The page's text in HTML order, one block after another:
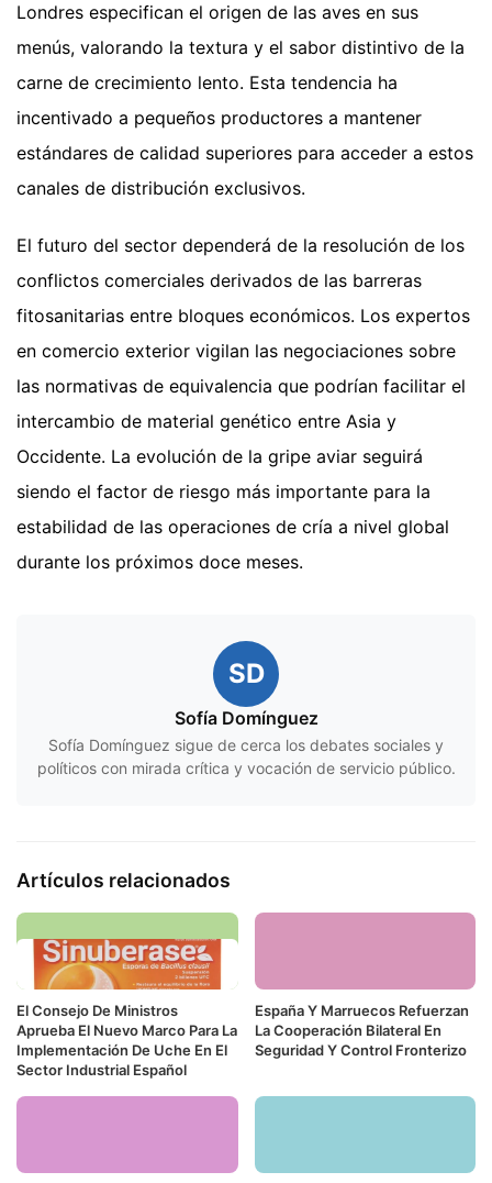
Londres especifican el origen de las aves en sus
menús, valorando la textura y el sabor distintivo de la
carne de crecimiento lento. Esta tendencia ha
incentivado a pequeños productores a mantener
estándares de calidad superiores para acceder a estos
canales de distribución exclusivos.
El futuro del sector dependerá de la resolución de los
conflictos comerciales derivados de las barreras
fitosanitarias entre bloques económicos. Los expertos
en comercio exterior vigilan las negociaciones sobre
las normativas de equivalencia que podrían facilitar el
intercambio de material genético entre Asia y
Occidente. La evolución de la gripe aviar seguirá
siendo el factor de riesgo más importante para la
estabilidad de las operaciones de cría a nivel global
durante los próximos doce meses.
SD
Sofía Domínguez
Sofía Domínguez sigue de cerca los debates sociales y
políticos con mirada crítica y vocación de servicio público.
Artículos relacionados
El Consejo De Ministros
Aprueba El Nuevo Marco Para La
Implementación De Uche En El
Sector Industrial Español
España Y Marruecos Refuerzan
La Cooperación Bilateral En
Seguridad Y Control Fronterizo